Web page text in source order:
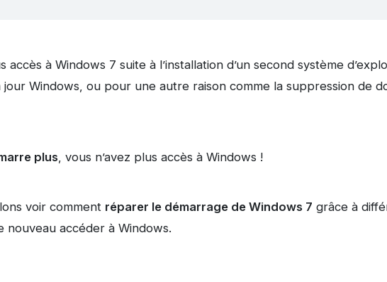
accès à Windows 7 suite à l’installation d’un second système
jour Windows, ou pour une autre raison comme la suppression de
plus, vous n’avez plus accès à Windows !
voir comment réparer le démarrage de Windows 7 grâce à
nouveau accéder à Windows.